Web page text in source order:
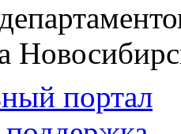
портал